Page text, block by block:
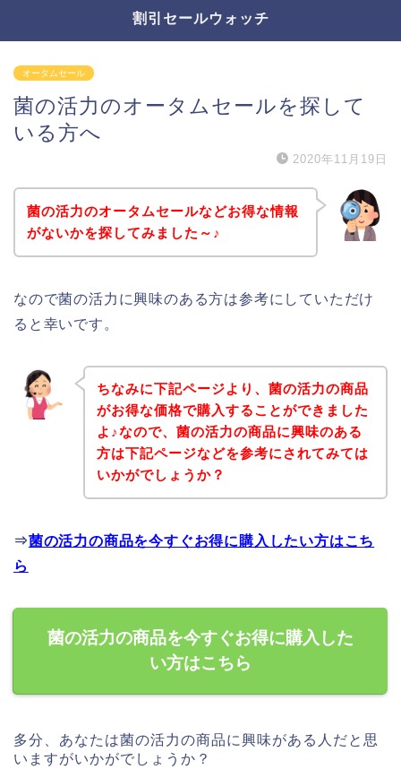
割引セールウォッチ
オータムセール
菌の活力のオータムセールを探して
いる方へ
2020年11月19日
菌の活力のオータムセールなどお得な情報
がないかを探してみました～♪
なので菌の活力に興味のある方は参考にしていただけ
ると幸いです。
ちなみに下記ページより、菌の活力の商品
がお得な価格で購入することができました
よ♪なので、菌の活力の商品に興味のある
方は下記ページなどを参考にされてみては
いかがでしょうか？
⇒菌の活力の商品を今すぐお得に購入したい方はこち
ら
菌の活力の商品を今すぐお得に購入した
い方はこちら
多分、あなたは菌の活力の商品に興味がある人だと思
いますがいかがでしょうか？